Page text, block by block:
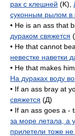
рак с клешней (K),
суконным рылом в
• He is an ass that
дураком свяжется
• He that cannot
невестке наветки
• He that makes
На дураках воду
• If an ass bray at
свяжется (Д)
• If an ass goes a -
за море летала, а
прилетели тоже